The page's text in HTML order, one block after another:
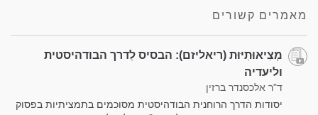
מאמרים קשורים
מְצִיאוּתִיּוּת (ריאליזם): הבסיס לַדרך הבודהיסטית
וליעדיה
ד"ר אלכסנדר ברזין
יסודות הדרך הרוחנית הבודהיסטית מסוכמים בתמציתיות בפסוק